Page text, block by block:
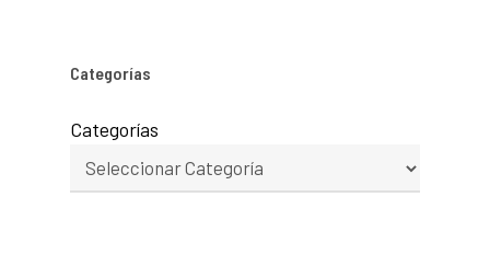
Categorías
Categorías